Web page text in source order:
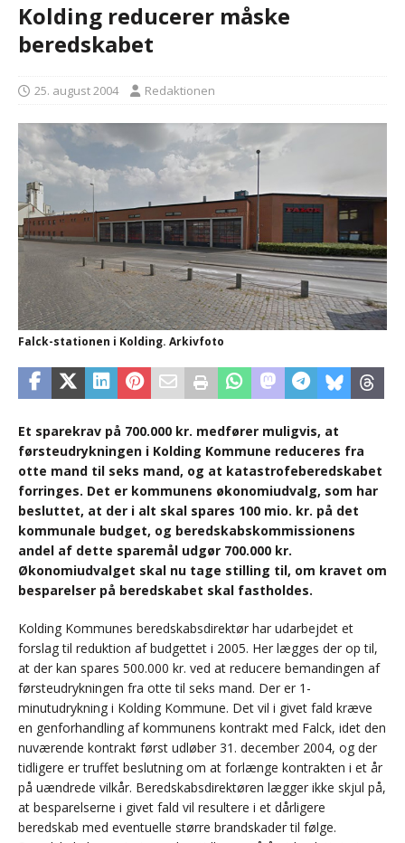
Kolding reducerer måske
beredskabet
25. august 2004 Redaktionen
Falck-stationen i Kolding. Arkivfoto
Et sparekrav på 700.000 kr. medfører muligvis, at
førsteudrykningen i Kolding Kommune reduceres fra
otte mand til seks mand, og at katastrofeberedskabet
forringes. Det er kommunens økonomiudvalg, som har
besluttet, at der i alt skal spares 100 mio. kr. på det
kommunale budget, og beredskabskommissionens
andel af dette sparemål udgør 700.000 kr.
Økonomiudvalget skal nu tage stilling til, om kravet om
besparelser på beredskabet skal fastholdes.
Kolding Kommunes beredskabsdirektør har udarbejdet et
forslag til reduktion af budgettet i 2005. Her lægges der op til,
at der kan spares 500.000 kr. ved at reducere bemandingen af
førsteudrykningen fra otte til seks mand. Der er 1-
minutudrykning i Kolding Kommune. Det vil i givet fald kræve
en genforhandling af kommunens kontrakt med Falck, idet den
nuværende kontrakt først udløber 31. december 2004, og der
tidligere er truffet beslutning om at forlænge kontrakten i et år
på uændrede vilkår. Beredskabsdirektøren lægger ikke skjul på,
at besparelserne i givet fald vil resultere i et dårligere
beredskab med eventuelle større brandskader til følge.